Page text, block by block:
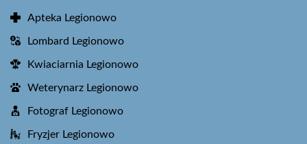
Apteka Legionowo
Lombard Legionowo
Kwiaciarnia Legionowo
Weterynarz Legionowo
Fotograf Legionowo
Fryzjer Legionowo